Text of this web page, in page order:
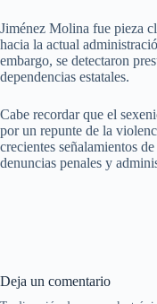
Jiménez Molina fue pieza
hacia la actual
embargo, se detectaron
dependencias estatales.
Cabe recordar que el
por un repunte de la
crecientes señalamientos
denuncias penales y
Deja un comentario